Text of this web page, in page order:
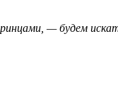
— будем